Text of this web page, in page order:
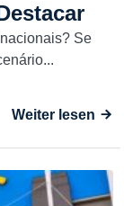
Se
Weiter lesen